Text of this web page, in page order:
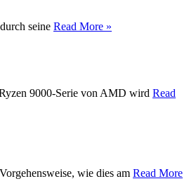
seine Read More »
9000-Serie von AMD wird Read
wie dies am Read More